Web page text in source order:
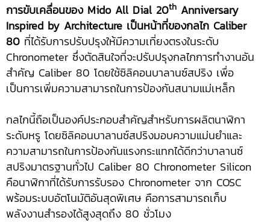
การขับเคลื่อนของ Mido All Dial 20th Anniversary
Inspired by Architecture เป็นหน้าที่ของกลไก Caliber
80 ที่ได้รับการปรับปรุงให้มีความเที่ยงตรงในระดับ
Chronometer ซึ่งตัดสินใจที่จะปรับปรุงกลไกการทำงานอัน
สำคัญ Caliber 80 โดยใช้ซิลิคอนบาลานซ์สปริง เพื่อ
เป็นการเพิ่มความสามารถในการป้องกันสนามแม่เหล็ก
กลไกนี้ถือเป็นองค์ประกอบสำคัญสำหรับการผลิตนาฬิกา
ระดับหรู โดยซิลิคอนบาลานซ์สปริงมอบความแม่นยำและ
ความสามารถในการป้องกันแรงกระแทกได้ดีกว่าบาลานซ์
สปริงมาตรฐานทั่วไป Caliber 80 Chronometer Silicon
คือนาฬิกาที่ได้รับการรับรอง Chronometer จาก COSC
พร้อมระบบอัตโนมัติอันสุดพิเศษ คือการสามารถเก็บ
พลังงานสำรองได้สูงสุดถึง 80 ชั่วโมง